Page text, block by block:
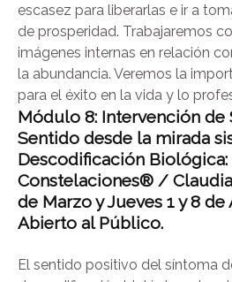
escasez para liberarlas e ir a
de prosperidad. Trabajaremos
imágenes internas en relación
la abundancia. Veremos la
para el éxito en la vida y lo
Módulo 8: Intervención de
Sentido desde la mirada
Descodificación Biológica:
Constelaciones® /
de Marzo y Jueves 1 y 8
Abierto al Público.
El sentido positivo del síntoma